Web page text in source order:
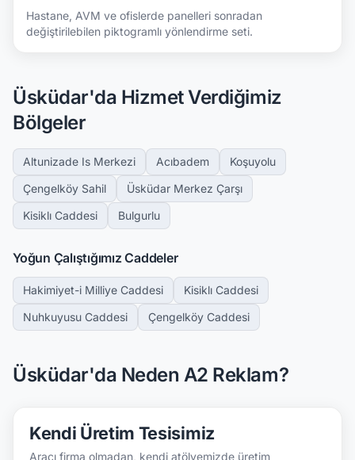
Hastane, AVM ve ofislerde panelleri sonradan
değiştirilebilen piktogramlı yönlendirme seti.
Üsküdar'da Hizmet Verdiğimiz
Bölgeler
Altunizade Is Merkezi Acıbadem
Koşuyolu
Çengelköy Sahil
Üsküdar Merkez Çarşı
Kisiklı Caddesi
Bulgurlu
Yoğun Çalıştığımız Caddeler
Hakimiyet-i Milliye Caddesi
Kisiklı Caddesi
Nuhkuyusu Caddesi
Çengelköy Caddesi
Üsküdar'da Neden A2 Reklam?
Kendi Üretim Tesisimiz
Aracı firma olmadan, kendi atölyemizde üretim